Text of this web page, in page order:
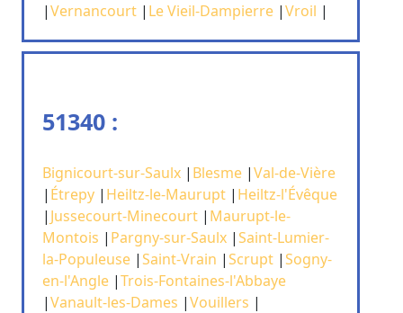
|Vernancourt | Le Vieil-Dampierre |Vroil |
51340 :
Bignicourt-sur-Saulx | Blesme |Val-de-Vière
| Étrepy | Heiltz-le-Maurupt | Heiltz-l'Évêque
| Jussecourt-Minecourt | Maurupt-le-
Montois | Pargny-sur-Saulx |Saint-Lumier-
la-Populeuse |Saint-Vrain |Scrupt |Sogny-
en-l'Angle |Trois-Fontaines-l'Abbaye
|Vanault-les-Dames |Vouillers |